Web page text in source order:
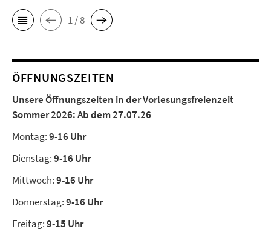
1 / 8
ÖFFNUNGSZEITEN
Unsere Öffnungszeiten in der Vorlesungsfreienzeit
Sommer 2026:Ab dem 27.07.26
Montag:9-16 Uhr
Dienstag:9-16 Uhr
Mittwoch:9-16 Uhr
Donnerstag:9-16 Uhr
Freitag:9-15 Uhr